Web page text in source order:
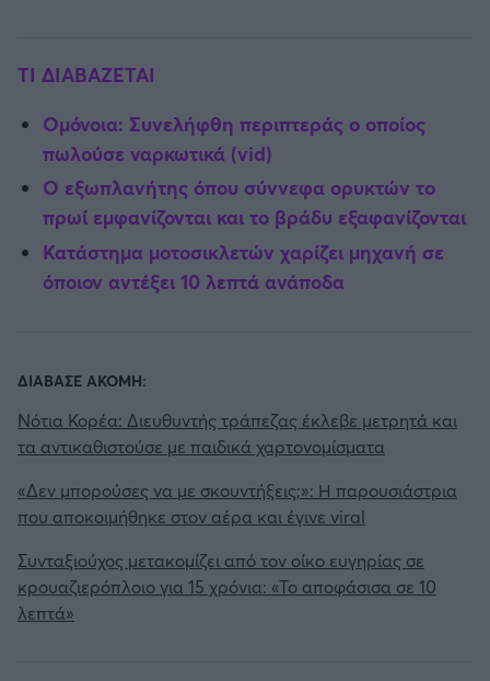
TI ΔΙΑΒΑΖΕΤΑΙ
Ομόνοια: Συνελήφθη περιπτεράς ο οποίος
πωλούσε ναρκωτικά (vid)
Ο εξωπλανήτης όπου σύννεφα ορυκτών το
πρωί εμφανίζονται και το βράδυ εξαφανίζονται
Κατάστημα μοτοσικλετών χαρίζει μηχανή σε
όποιον αντέξει 10 λεπτά ανάποδα
ΔΙΑΒΑΣΕ ΑΚΟΜΗ:
Νότια Κορέα: Διευθυντής τράπεζας έκλεβε μετρητά και
τα αντικαθιστούσε με παιδικά χαρτονομίσματα
«Δεν μπορούσες να με σκουντήξεις;»: Η παρουσιάστρια
που αποκοιμήθηκε στον αέρα και έγινε viral
Συνταξιούχος μετακομίζει από τον οίκο ευγηρίας σε
κρουαζιερόπλοιο για 15 χρόνια: «Το αποφάσισα σε 10
λεπτά»